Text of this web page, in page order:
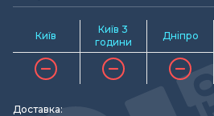
Київ
Київ 3
години
Дніпро
Доставка: